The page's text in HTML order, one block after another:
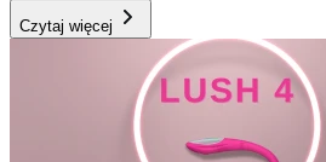
Czytaj więcej